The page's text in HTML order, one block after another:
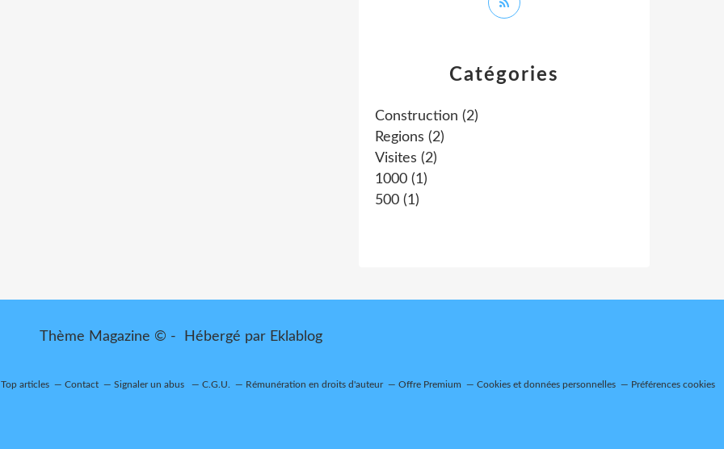
Catégories
Construction (2)
Regions (2)
Visites (2)
1000 (1)
500 (1)
Thème Magazine © - Hébergé par Eklablog
Top articles Contact Signaler un abus C.G.U. Rémunération en droits d'auteur Offre Premium Cookies et données personnelles Préférences cookies